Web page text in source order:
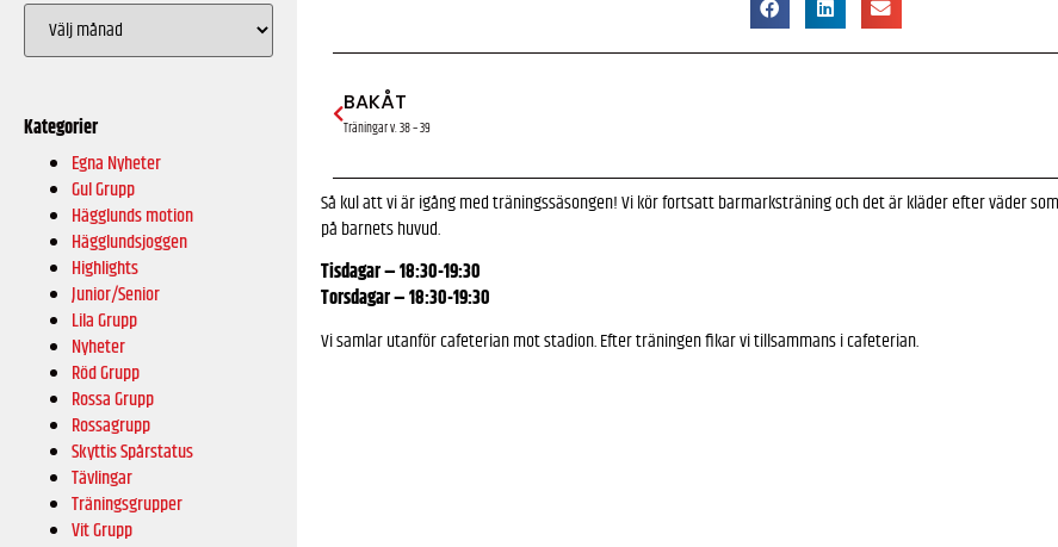
Kategorier
Egna Nyheter
Gul Grupp
Hägglunds motion
Hägglundsjoggen
Highlights
Junior/Senior
Lila Grupp
Nyheter
Röd Grupp
Rossa Grupp
Rossagrupp
Skyttis Spårstatus
Tävlingar
Träningsgrupper
Vit Grupp
BAKÅT
Träningar v. 38 – 39
Så kul att vi är igång med träningssäsongen! Vi kör fortsatt barmarksträning och det är kläder efter väder
på barnets huvud.
Tisdagar – 18:30-19:30
Torsdagar – 18:30-19:30
Vi samlar utanför cafeterian mot stadion. Efter träningen fikar vi tillsammans i cafeterian.